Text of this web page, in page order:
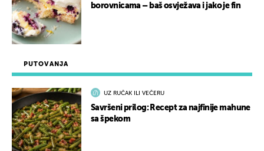
PUTOVANJA
UZ RUČAK ILI VEČERU
Savršeni prilog: Recept za najfinije mahune
sa špekom
borovnicama – baš osvježava i jako je fin